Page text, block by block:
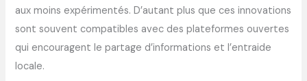
aux moins expérimentés. D’autant plus que ces innovations
sont souvent compatibles avec des plateformes ouvertes
qui encouragent le partage d’informations et l’entraide
locale.